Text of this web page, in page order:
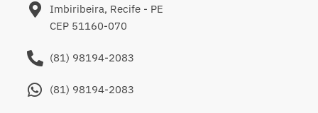
Imbiribeira, Recife - PE
CEP 51160-070
(81) 98194-2083
(81) 98194-2083